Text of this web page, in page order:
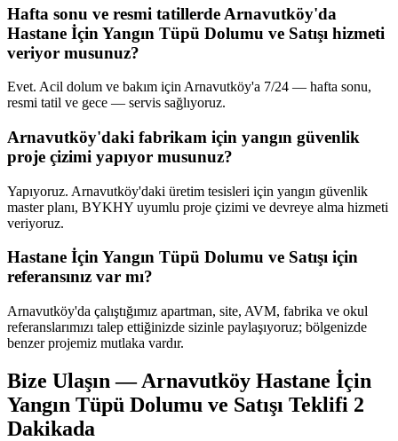
Hafta sonu ve resmi tatillerde Arnavutköy'da
Hastane İçin Yangın Tüpü Dolumu ve Satışı hizmeti
veriyor musunuz?
Evet. Acil dolum ve bakım için Arnavutköy'a 7/24 — hafta sonu,
resmi tatil ve gece — servis sağlıyoruz.
Arnavutköy'daki fabrikam için yangın güvenlik
proje çizimi yapıyor musunuz?
Yapıyoruz. Arnavutköy'daki üretim tesisleri için yangın güvenlik
master planı, BYKHY uyumlu proje çizimi ve devreye alma hizmeti
veriyoruz.
Hastane İçin Yangın Tüpü Dolumu ve Satışı için
referansınız var mı?
Arnavutköy'da çalıştığımız apartman, site, AVM, fabrika ve okul
referanslarımızı talep ettiğinizde sizinle paylaşıyoruz; bölgenizde
benzer projemiz mutlaka vardır.
Bize Ulaşın — Arnavutköy Hastane İçin
Yangın Tüpü Dolumu ve Satışı Teklifi 2
Dakikada